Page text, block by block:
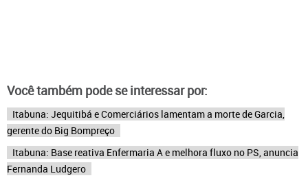
Você também pode se interessar por:
Itabuna: Jequitibá e Comerciários lamentam a morte de Garcia,
gerente do Big Bompreço
Itabuna: Base reativa Enfermaria A e melhora fluxo no PS, anuncia
Fernanda Ludgero